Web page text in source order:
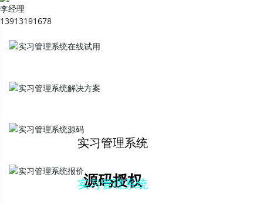
李经理
13913191678
在线试用
解决方案下载
实习管理系统
源码授权
实习管理系统